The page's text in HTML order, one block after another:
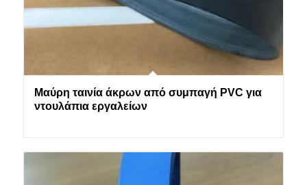
Μαύρη ταινία άκρων από συμπαγή PVC για
ντουλάπια εργαλείων